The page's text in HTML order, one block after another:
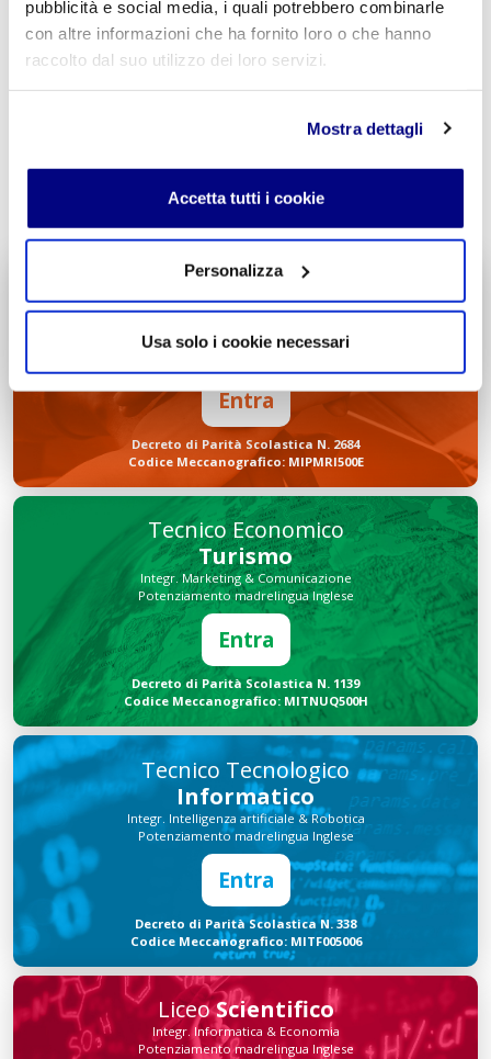
pubblicità e social media, i quali potrebbero combinarle
con altre informazioni che ha fornito loro o che hanno
raccolto dal suo utilizzo dei loro servizi.
Mostra dettagli
Accetta tutti i cookie
Personalizza
Usa solo i cookie necessari
Economico Sociale
Integr. Psicologia & Sociologia
Entra
Decreto di Parità Scolastica N. 2684
Codice Meccanografico: MIPMRI500E
Tecnico Economico
Turismo
Integr. Marketing & Comunicazione
Potenziamento madrelingua Inglese
Entra
Decreto di Parità Scolastica N. 1139
Codice Meccanografico: MITNUQ500H
Tecnico Tecnologico
Informatico
Integr. Intelligenza artificiale & Robotica
Potenziamento madrelingua Inglese
Entra
Decreto di Parità Scolastica N. 338
Codice Meccanografico: MITF005006
LiceoScientifico
Integr. Informatica & Economia
Potenziamento madrelingua Inglese